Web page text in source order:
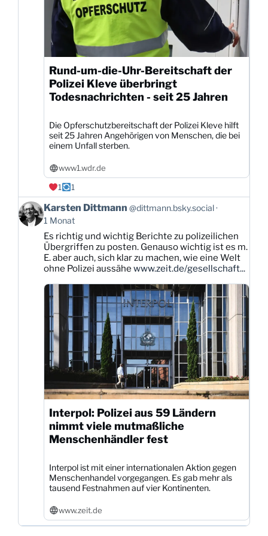
Rund-um-die-Uhr-Bereitschaft der
Polizei Kleve überbringt
Todesnachrichten - seit 25 Jahren
Die Opferschutzbereitschaft der Polizei Kleve hilft
seit 25 Jahren Angehörigen von Menschen, die bei
einem Unfall sterben.
www1.wdr.de
1
1
Beitrag
von
Karsten
Dittmann
Bluesky
ansehen
Karsten Dittmann @dittmann.bsky.social
1 Monat
Es richtig und wichtig Berichte zu polizeilichen
Übergriffen zu posten. Genauso wichtig ist es m.
E. aber auch, sich klar zu machen, wie eine Welt
ohne Polizei aussähe www.zeit.de/gesellschaft...
Interpol: Polizei aus 59 Ländern
nimmt viele mutmaßliche
Menschenhändler fest
Interpol ist mit einer internationalen Aktion gegen
Menschenhandel vorgegangen. Es gab mehr als
tausend Festnahmen auf vier Kontinenten.
www.zeit.de